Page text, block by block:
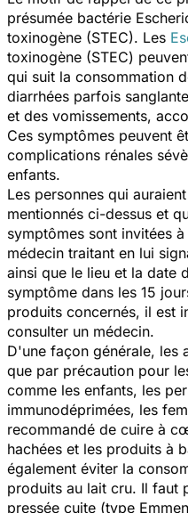
présumée bactérie
toxinogène (STEC). Les
toxinogène (STEC)
qui suit la consommation
diarrhées parfois
et des vomissements,
Ces symptômes peuvent
complications rénales
enfants.
Les personnes qui
mentionnés ci-dessus et
symptômes sont invitées
médecin traitant en lui
ainsi que le lieu et la date
symptôme dans les 15
produits concernés, il est
consulter un médecin.
D'une façon générale, les
que par précaution pour
comme les enfants, les
immunodéprimées, les
recommandé de cuire à
hachées et les produits à
également éviter la
produits au lait cru. Il faut
pressée cuite (type